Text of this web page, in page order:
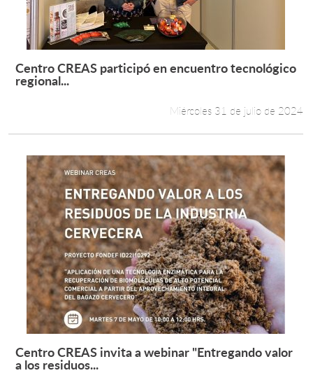
Leer más +
Centro CREAS participó en encuentro tecnológico
regional...
Miércoles 31 de julio de 2024
Leer más +
Centro CREAS invita a webinar "Entregando valor
a los residuos...